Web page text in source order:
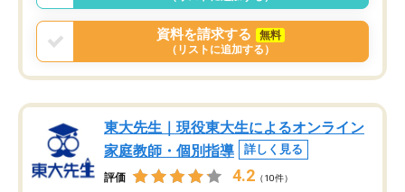
資料を請求する
無料
（リストに追加する）
東大先生｜現役東大生によるオンライン
家庭教師・個別指導
詳しく見る
評価 4.2 （10件）